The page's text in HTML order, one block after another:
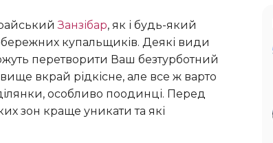
райськийЗанзібар, як і будь-який
купальщиків. Деякі види
перетворити Ваш безтурботний
вкрай рідкісне, але все ж варто
особливо поодинці. Перед
зон краще уникати та які